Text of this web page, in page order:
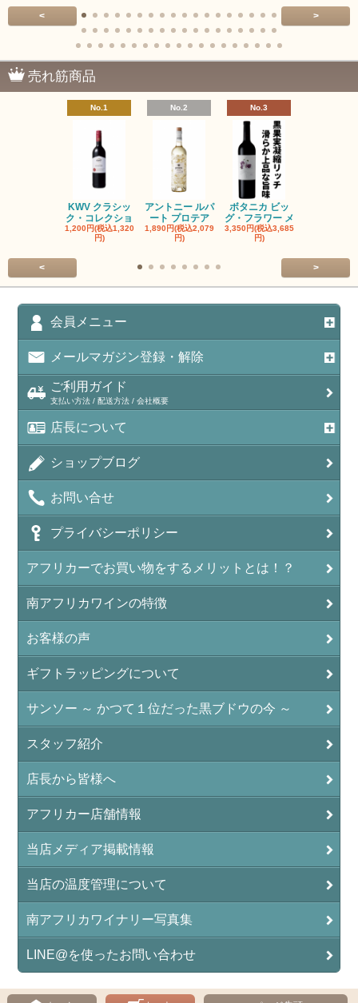
< >
売れ筋商品
No.1
KWV クラシッ
ク・コレクショ
1,200円(税込1,320
円)
No.2
アントニー ルパ
ート プロテア
1,890円(税込2,079
円)
No.3
ボタニカ ビッ
グ・フラワー メ
3,350円(税込3,685
円)
< >
会員メニュー
メールマガジン登録・解除
ご利用ガイド
支払い方法 / 配送方法 / 会社概要
店長について
ショップブログ
お問い合せ
プライバシーポリシー
アフリカーでお買い物をするメリットとは！？
南アフリカワインの特徴
お客様の声
ギフトラッピングについて
サンソー ～ かつて１位だった黒ブドウの今 ～
スタッフ紹介
店長から皆様へ
アフリカー店舗情報
当店メディア掲載情報
当店の温度管理について
南アフリカワイナリー写真集
LINE@を使ったお問い合わせ